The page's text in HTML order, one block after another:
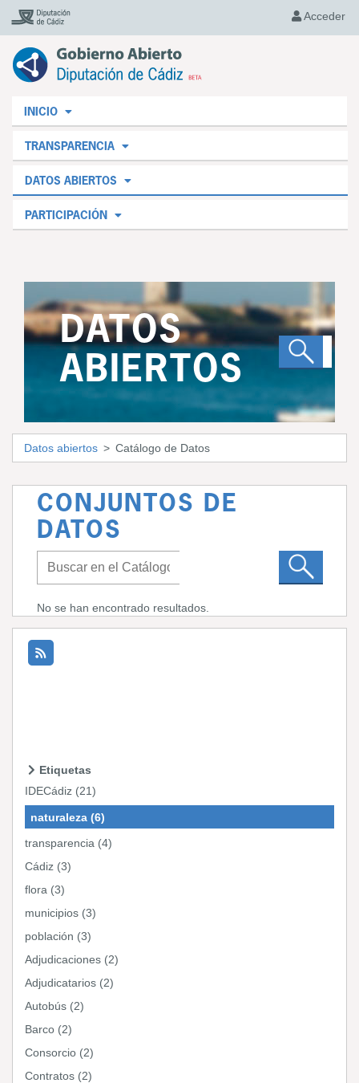
Acceder
INICIO
TRANSPARENCIA
DATOS ABIERTOS
PARTICIPACIÓN
DATOS
ABIERTOS
Datos abiertos Catálogo de Datos
CONJUNTOS DE
DATOS
No se han encontrado resultados.
Etiquetas
IDECádiz (21)
naturaleza (6)
transparencia (4)
Cádiz (3)
flora (3)
municipios (3)
población (3)
Adjudicaciones (2)
Adjudicatarios (2)
Autobús (2)
Barco (2)
Consorcio (2)
Contratos (2)